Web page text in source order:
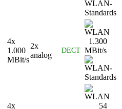
4x
1.000
MBit/s
2x
analog
DECT
1.300
MBit/s
4x
54